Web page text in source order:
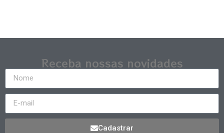
Receba nossas novidades
Cadastrar